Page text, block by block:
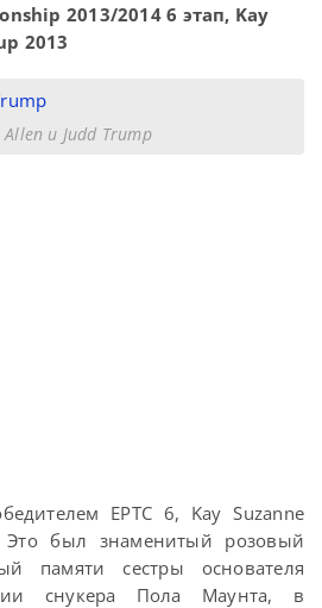
2013/2014 6 этап, Kay
2013
и Judd Trump
EPTC 6, Kay Suzanne
Это был знаменитый розовый
памяти сестры основателя
снукера Пола Маунта, в